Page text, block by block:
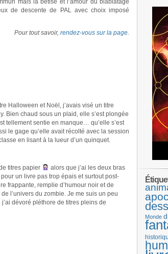
mais la bêtise et l’amour du blablatage
de descente de PAL avec choix imposé
Pour tout savoir, rendez-vous sur la page.
Halloween et Noël, j’avais visé un titre
Bien chaud sous un plaid, elle s’est plongée
tellement sentie en manque… qu’elle s’est
le gage qu’elle avait récolté avec la session
en lisant à la lueur d’un quinquet.
titres papier
alors que j’ai les deux bras
un livre pas trop épais et surtout post-
frappante, remplie d’humour noir et de
l’univers du zombie. Je me suis un peu
dévoré pléthore de titres pleins de
Monde